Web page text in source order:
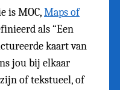
is MOC,Maps of
als “Een
kaart van
jou bij elkaar
of tekstueel, of